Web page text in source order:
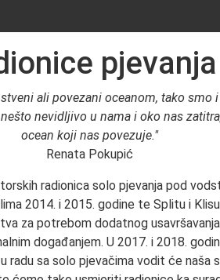
ali povezani oceanom, tako smo
nevidljivo u nama i oko nas
ocean koji nas povezuje."
Renata Pokupić
radionica solo pjevanja pod
2014. i 2015. godine te Splitu i
za potrebom dodatnog
događanjem. U 2017. i 2018.
radu sa solo pjevačima vodit će naša